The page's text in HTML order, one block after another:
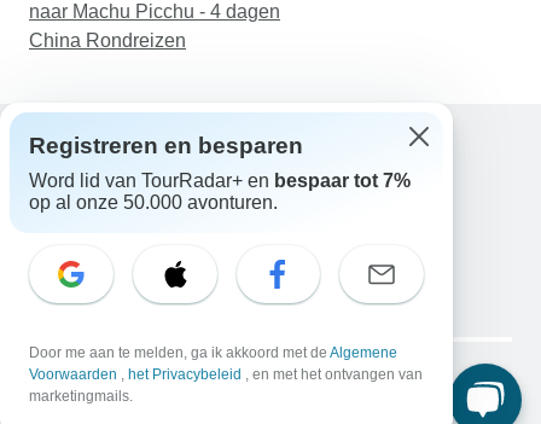
naar Machu Picchu - 4 dagen
China Rondreizen
Hulp
Neem contact met ons op
E-mail: support@tourradar.com
Taal selecteren
Copyright © TourRadar. Alle rechten voorbehouden.
Juridische kennisgeving Privacybeleid
Cookies
Registreren en besparen
Word lid van TourRadar+ en bespaar tot 7%
op al onze 50.000 avonturen.
Door me aan te melden, ga ik akkoord met de Algemene
Voorwaarden , het Privacybeleid , en met het ontvangen van
marketingmails.